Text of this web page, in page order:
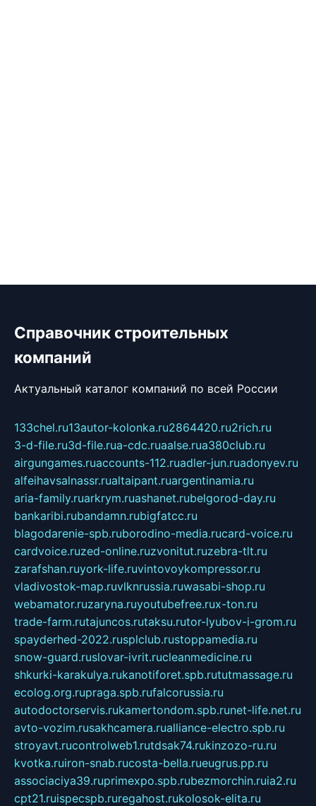
Справочник строительных
компаний
Актуальный каталог компаний по всей России
133chel.ru13autor-kolonka.ru2864420.ru2rich.ru
3-d-file.ru3d-file.rua-cdc.ruaalse.rua380club.ru
airgungames.ruaccounts-112.ruadler-jun.ruadonyev.ru
alfeihavsalnassr.rualtaipant.ruargentinamia.ru
aria-family.ruarkrym.ruashanet.rubelgorod-day.ru
bankaribi.rubandamn.rubigfatcc.ru
blagodarenie-spb.ruborodino-media.rucard-voice.ru
cardvoice.ruzed-online.ruzvonitut.ruzebra-tlt.ru
zarafshan.ruyork-life.ruvintovoykompressor.ru
vladivostok-map.ruvlknrussia.ruwasabi-shop.ru
webamator.ruzaryna.ruyoutubefree.rux-ton.ru
trade-farm.rutajuncos.rutaksu.rutor-lyubov-i-grom.ru
spayderhed-2022.rusplclub.rustoppamedia.ru
snow-guard.ruslovar-ivrit.rucleanmedicine.ru
shkurki-karakulya.rukanotiforet.spb.rututmassage.ru
ecolog.org.rupraga.spb.rufalcorussia.ru
autodoctorservis.rukamertondom.spb.runet-life.net.ru
avto-vozim.rusakhcamera.rualliance-electro.spb.ru
stroyavt.rucontrolweb1.rutdsak74.rukinzozo-ru.ru
kvotka.ruiron-snab.rucosta-bella.rueugrus.pp.ru
associaciya39.ruprimexpo.spb.rubezmorchin.ruia2.ru
cpt21.ruispecspb.ruregahost.rukolosok-elita.ru